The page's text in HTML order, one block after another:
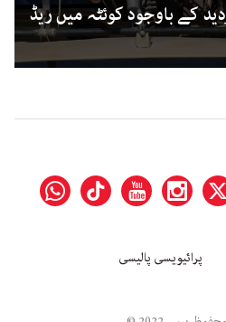
کے باوجود کوئٹہ میں ریڈ
پرائیویسی پالیسی